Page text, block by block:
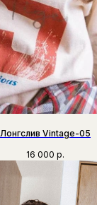
Лонгслив Vintage-05
16 000 р.